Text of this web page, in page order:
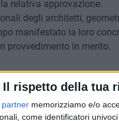
Il rispetto della tua
partner memorizziamo e/o
come identificatori
relativa approvazione.
degli architetti,
manifestato la loro
provvedimento in merito.
titolare della
affidando lo
urbanistica comunale,